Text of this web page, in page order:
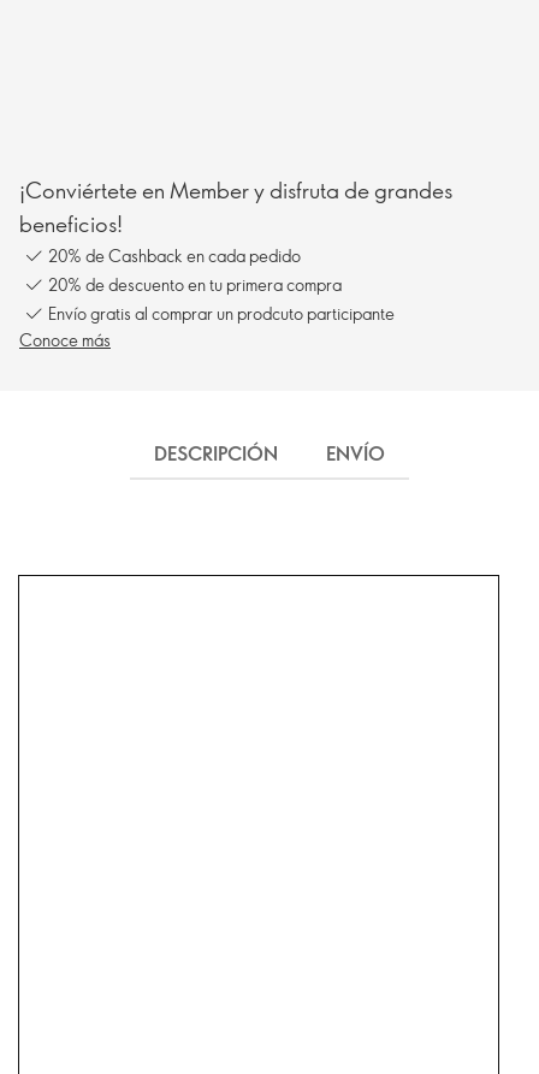
¡Conviértete en Member y disfruta de grandes
beneficios!
20% de Cashback en cada pedido
20% de descuento en tu primera compra
Envío gratis al comprar un prodcuto participante
Conoce más
DESCRIPCIÓN ENVÍO